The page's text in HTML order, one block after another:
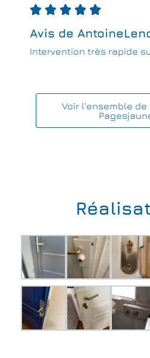
    
Avis de
Intervention très rapide
Voir l'ensemble de